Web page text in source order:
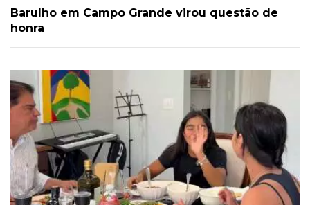
Barulho em Campo Grande virou questão de
honra